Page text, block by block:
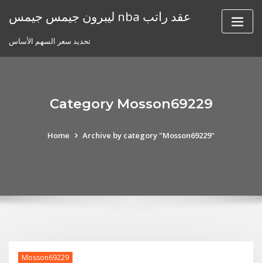
ليبرون جيمس جيمس nba عقد راتب
تحديد سعر السهم الأساس
Category Mosson69229
Home Archive by category "Mosson69229"
Mosson69229